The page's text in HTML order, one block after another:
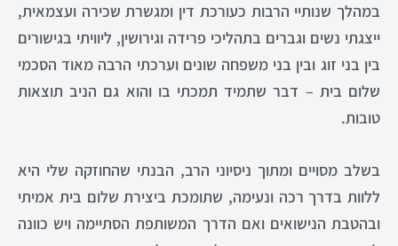
במהלך שנותיי הרבות כעורכת דין ומגשרת שכירה ועצמאית,
ייצגתי נשים וגברים בתהליכי פרידה וגירושין, ליוויתי בגישורים
בין בני זוג ובין בני משפחה שונים וערכתי הרבה מאוד הסכמי
שלום בית – דבר שתמיד תמכתי בו והוא גם הניב תוצאות
טובות.
בשלב מסויים ומתוך ניסיוני הרב, הבנתי שהחוזקה שלי היא
ללוות בדרך רכה ונעימה, שתומכת ביצירת שלום בית אמיתי
ובהטבת הנישואים ואם הדרך המשותפת הסתיימה ויש כוונה